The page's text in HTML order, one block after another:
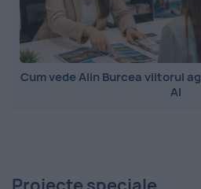
Cum vede Alin Burcea viitorul
AI